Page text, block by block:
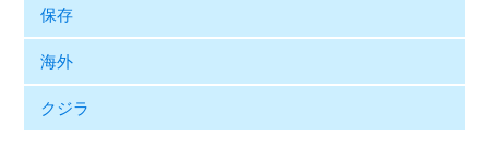
保存
海外
クジラ